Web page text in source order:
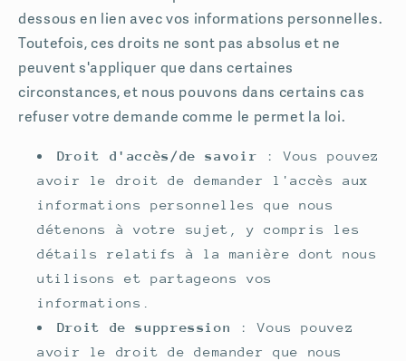
dessous en lien avec vos informations personnelles.
Toutefois, ces droits ne sont pas absolus et ne
peuvent s'appliquer que dans certaines
circonstances, et nous pouvons dans certains cas
refuser votre demande comme le permet la loi.
Droit d'accès/de savoir : Vous pouvez
avoir le droit de demander l'accès aux
informations personnelles que nous
détenons à votre sujet, y compris les
détails relatifs à la manière dont nous
utilisons et partageons vos
informations.
Droit de suppression
: Vous pouvez
avoir le droit de demander que nous